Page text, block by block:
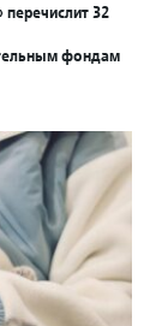
перечислит 32
фондам